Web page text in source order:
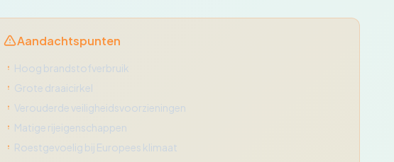
Aandachtspunten
Hoog brandstofverbruik
Grote draaicirkel
Verouderde veiligheidsvoorzieningen
Matige rijeigenschappen
Roestgevoelig bij Europees klimaat